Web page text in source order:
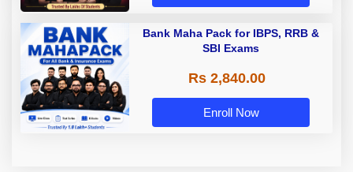
Bank Maha Pack for IBPS, RRB &
SBI Exams
Rs 2,840.00
Enroll Now